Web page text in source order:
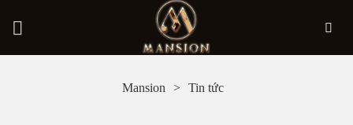
Mansion Tin tức